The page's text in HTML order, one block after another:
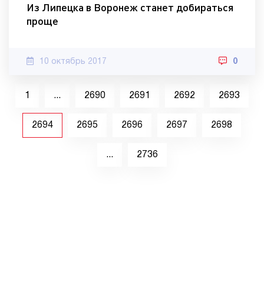
Из Липецка в Воронеж станет добираться
проще
10 октябрь 2017 0
1 ... 2690 2691 2692 2693
2694 2695 2696 2697 2698
... 2736